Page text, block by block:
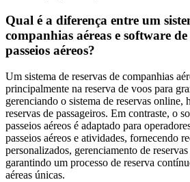
Qual é a diferença entre um
companhias aéreas e software
passeios aéreos?
Um sistema de reservas de companhias
principalmente na reserva de voos para
gerenciando o sistema de reservas online,
reservas de passageiros. Em contraste, o
passeios aéreos é adaptado para
passeios aéreos e atividades, fornecendo
personalizados, gerenciamento de reservas
garantindo um processo de reserva
aéreas únicas.